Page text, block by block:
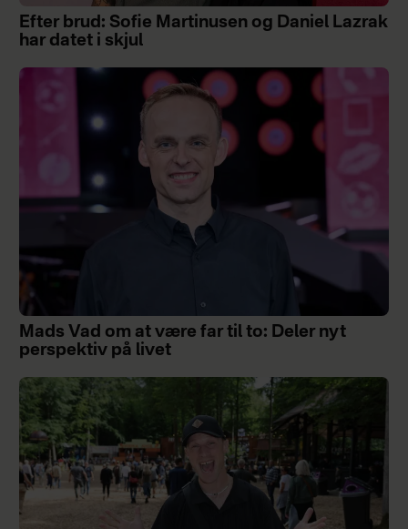
Efter brud: Sofie Martinusen og Daniel Lazrak
har datet i skjul
Mads Vad om at være far til to: Deler nyt
perspektiv på livet